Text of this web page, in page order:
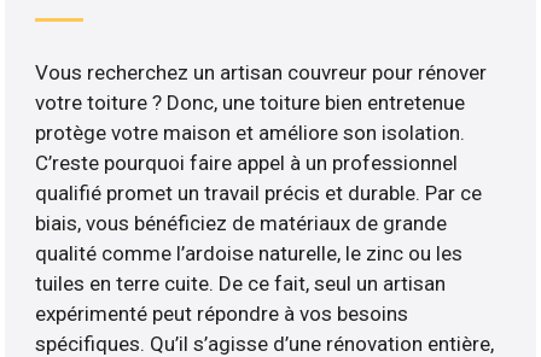
Vous recherchez un artisan couvreur pour rénover
votre toiture ? Donc, une toiture bien entretenue
protège votre maison et améliore son isolation.
C’reste pourquoi faire appel à un professionnel
qualifié promet un travail précis et durable. Par ce
biais, vous bénéficiez de matériaux de grande
qualité comme l’ardoise naturelle, le zinc ou les
tuiles en terre cuite. De ce fait, seul un artisan
expérimenté peut répondre à vos besoins
spécifiques. Qu’il s’agisse d’une rénovation entière,